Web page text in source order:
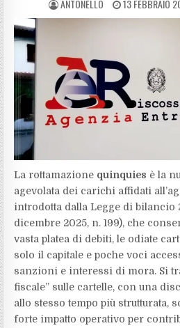
ANTONELLO 13 FEBBRAIO
La rottamazione quinquies è la
agevolata dei carichi affidati
introdotta dalla Legge di bilancio
dicembre 2025, n. 199), che
vasta platea di debiti, le odiate
solo il capitale e poche voci
sanzioni e interessi di mora. Si
fiscale” sulle cartelle, con una
allo stesso tempo più strutturata,
forte impatto operativo per